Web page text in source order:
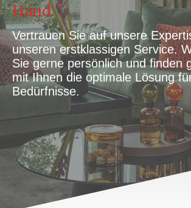
Hand.
Vertrauen Sie auf unsere
unseren erstklassigen Service.
Sie gerne persönlich und finden
mit Ihnen die optimale Lösung
Bedürfnisse.